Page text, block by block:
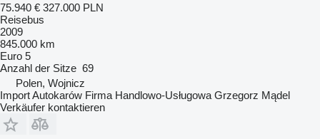
75.940 € 327.000 PLN
Reisebus
2009
845.000 km
Euro 5
Anzahl der Sitze 69
Polen, Wojnicz
Import Autokarów Firma Handlowo-Usługowa Grzegorz Mądel
Verkäufer kontaktieren